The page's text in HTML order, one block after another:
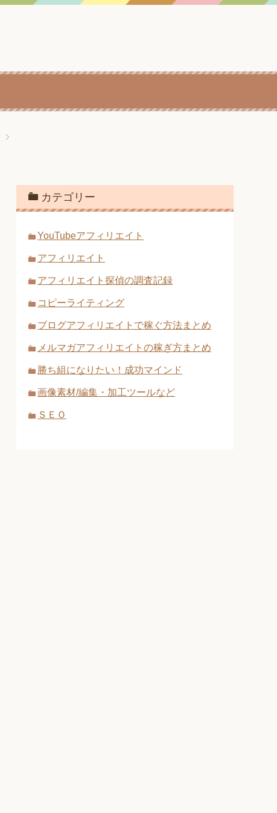
カテゴリー
YouTubeアフィリエイト
アフィリエイト
アフィリエイト探偵の調査記録
コピーライティング
ブログアフィリエイトで稼ぐ方法まとめ
メルマガアフィリエイトの稼ぎ方まとめ
勝ち組になりたい！成功マインド
画像素材/編集・加工ツールなど
ＳＥＯ